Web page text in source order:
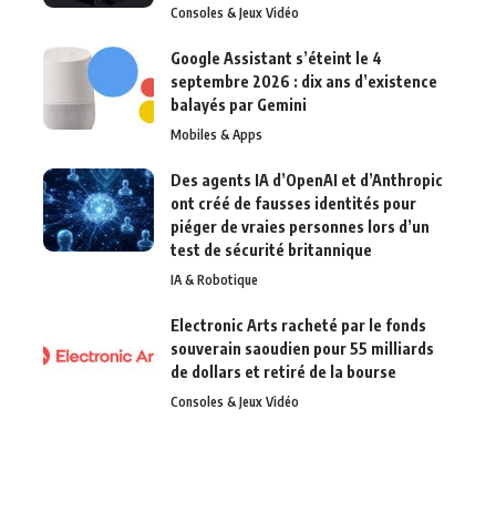
Consoles & Jeux Vidéo
Google Assistant s’éteint le 4
septembre 2026 : dix ans d’existence
balayés par Gemini
Mobiles & Apps
Des agents IA d’OpenAI et d’Anthropic
ont créé de fausses identités pour
piéger de vraies personnes lors d’un
test de sécurité britannique
IA & Robotique
Electronic Arts racheté par le fonds
souverain saoudien pour 55 milliards
de dollars et retiré de la bourse
Consoles & Jeux Vidéo